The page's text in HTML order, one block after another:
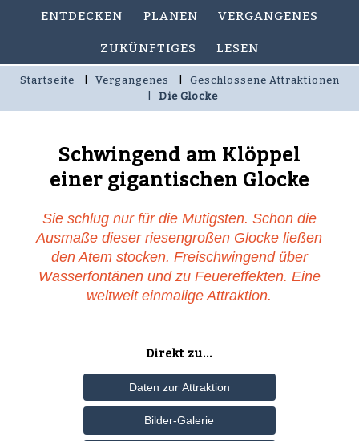
ENTDECKEN PLANEN VERGANGENES
ZUKÜNFTIGES LESEN
Startseite Vergangenes
Geschlossene Attraktionen
Die Glocke
Schwingend am Klöppel
einer gigantischen Glocke
Sie schlug nur für die Mutigsten. Schon die
Ausmaße dieser riesengroßen Glocke ließen
den Atem stocken. Freischwingend über
Wasserfontänen und zu Feuereffekten. Eine
weltweit einmalige Attraktion.
Direkt zu...
Daten zur Attraktion
Bilder-Galerie